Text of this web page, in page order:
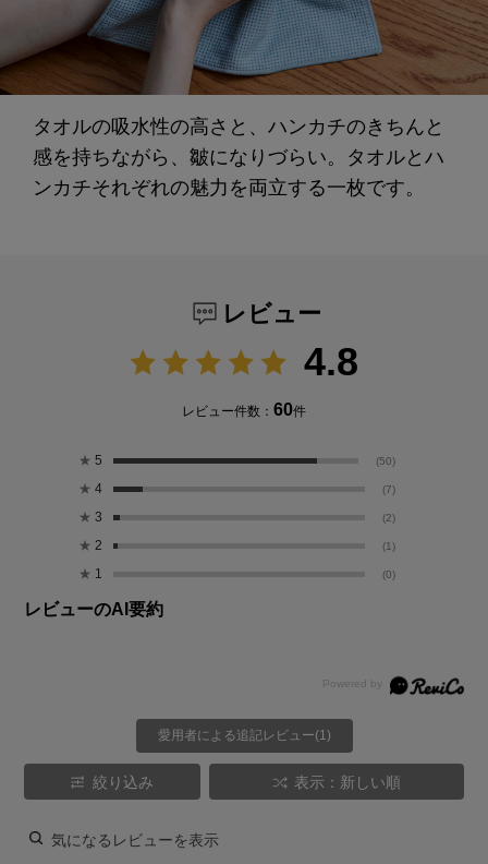
タオルの吸水性の高さと、ハンカチのきちんと
感を持ちながら、皺になりづらい。タオルとハ
ンカチそれぞれの魅力を両立する一枚です。
レビュー
4.8
レビュー件数： 60件
★ 5 (50)
★ 4 (7)
★ 3 (2)
★ 2 (1)
★ 1 (0)
レビューのAI要約
愛用者による追記レビュー(1)
絞り込み 表示：新しい順
気になるレビューを表示